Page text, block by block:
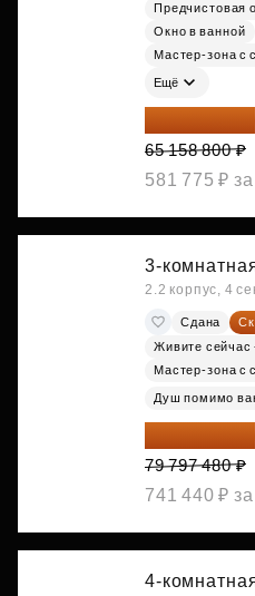
Предчистовая
Окно в ванной
Мастер-зона с
Ещё
48 869 100 ₽
65 158 800 ₽
581 775 ₽ за
3-
2.2 корпус, 4
Сдана
Живите сейчас
Мастер-зона с
Душ помимо
63 837 984 ₽
79 797 480 ₽
741 440 ₽ за
4-